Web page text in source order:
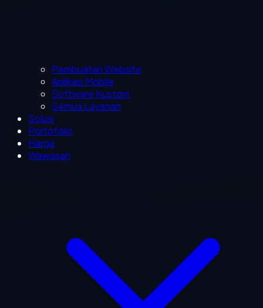
Pembuatan Website
Aplikasi Mobile
Software Kustom
Semua Layanan
Solusi
Portofolio
Harga
Wawasan